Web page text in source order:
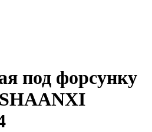
под форсунку